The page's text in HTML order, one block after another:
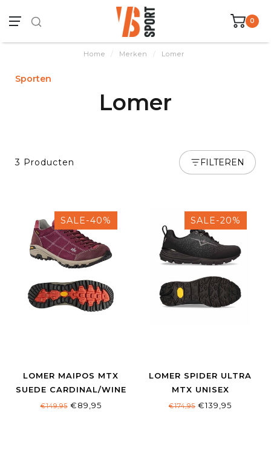
0
Home / Merken / Lomer
Sporten
Lomer
3 Producten FILTEREN
SALE-40%
LOMER MAIPOS MTX
SUEDE CARDINAL/WINE
€149,95€89,95
SALE-20%
LOMER SPIDER ULTRA
MTX UNISEX
€174,95 €139,95